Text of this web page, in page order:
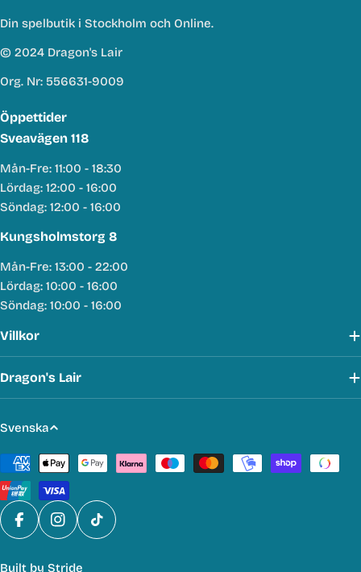
Din spelbutik i Stockholm och Online.
© 2024 Dragon's Lair
Org. Nr: 556631-9009
Öppettider
Sveavägen 118
Mån-Fre: 11:00 - 18:30
Lördag: 12:00 - 16:00
Söndag: 12:00 - 16:00
Kungsholmstorg 8
Mån-Fre: 13:00 - 22:00
Lördag: 10:00 - 16:00
Söndag: 10:00 - 16:00
Villkor
Dragon's Lair
S
p
r
å
k
Svenska
Betalmetoder
FacebookInstagram
TikTok
Built by Stride